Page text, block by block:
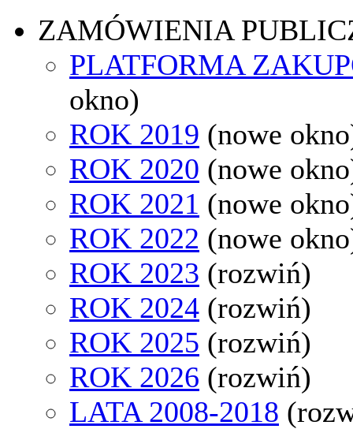
ZAMÓWIENIA
PLATFORMA
okno)
ROK 2019 (nowe
ROK 2020 (nowe
ROK 2021 (nowe
ROK 2022 (nowe
ROK 2023 (rozwiń)
ROK 2024 (rozwiń)
ROK 2025 (rozwiń)
ROK 2026 (rozwiń)
LATA 2008-2018